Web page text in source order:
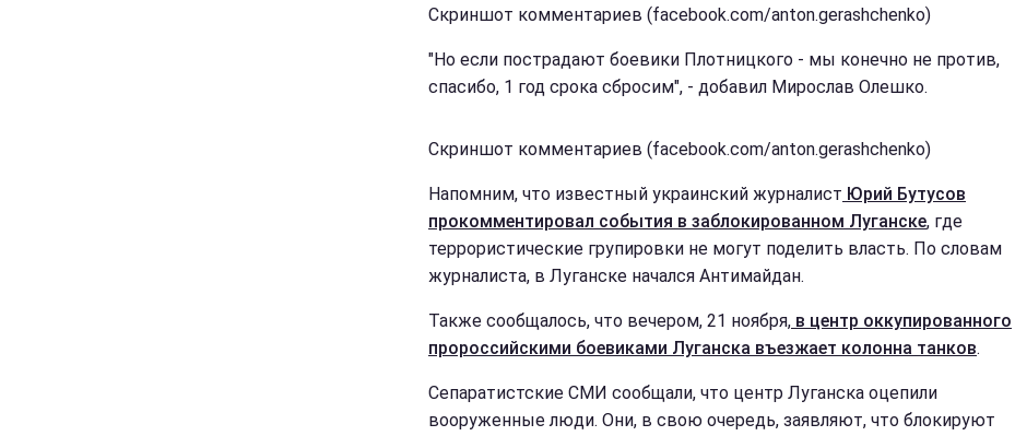
Скриншот комментариев (facebook.com/anton.gerashchenko)
"Но если пострадают боевики Плотницкого - мы конечно не против,
спасибо, 1 год срока сбросим", - добавил Мирослав Олешко.
Скриншот комментариев (facebook.com/anton.gerashchenko)
Напомним, что известный украинский журналист Юрий Бутусов
прокомментировал события в заблокированном Луганске, где
террористические групировки не могут поделить власть. По словам
журналиста, в Луганске начался Антимайдан.
Также сообщалось, что вечером, 21 ноября, в центр оккупированного
пророссийскими боевиками Луганска въезжает колонна танков.
Сепаратистские СМИ сообщали, что центр Луганска оцепили
вооруженные люди. Они, в свою очередь, заявляют, что блокируют